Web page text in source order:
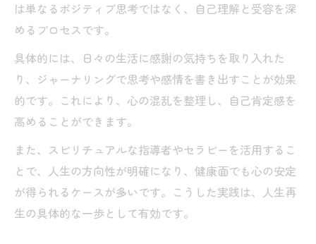
は単なるポジティブ思考ではなく、自己理解と受容を深
めるプロセスです。
具体的には、日々の生活に感謝の気持ちを取り入れた
り、ジャーナリングで思考や感情を書き出すことが効果
的です。これにより、心の混乱を整理し、自己肯定感を
高めることができます。
また、スピリチュアルな指導者やセラピーを活用するこ
とで、人生の方向性が明確になり、健康面でも心の安定
が得られるケースが多いです。こうした実践は、人生再
生の具体的な一歩として有効です。